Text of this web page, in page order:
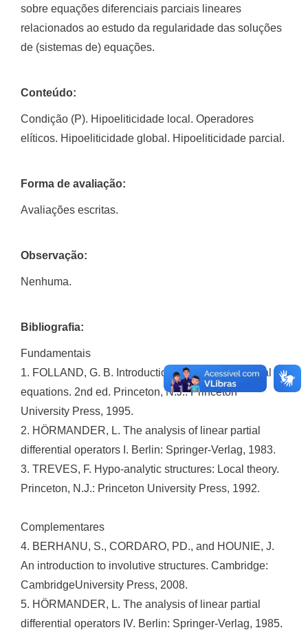
sobre equações diferenciais parciais lineares
relacionados ao estudo da regularidade das soluções
de (sistemas de) equações.
Conteúdo:
Condição (P). Hipoeliticidade local. Operadores
elíticos. Hipoeliticidade global. Hipoeliticidade parcial.
Forma de avaliação:
Avaliações escritas.
Observação:
Nenhuma.
Bibliografia:
Fundamentais
1. FOLLAND, G. B. Introduction to partial differential
equations. 2nd ed. Princeton, N.J.: Princeton
University Press, 1995.
2. HÖRMANDER, L. The analysis of linear partial
differential operators I. Berlin: Springer-Verlag, 1983.
3. TREVES, F. Hypo-analytic structures: Local theory.
Princeton, N.J.: Princeton University Press, 1992.
Complementares
4. BERHANU, S., CORDARO, PD., and HOUNIE, J.
An introduction to involutive structures. Cambridge:
CambridgeUniversity Press, 2008.
5. HÖRMANDER, L. The analysis of linear partial
differential operators IV. Berlin: Springer-Verlag, 1985.